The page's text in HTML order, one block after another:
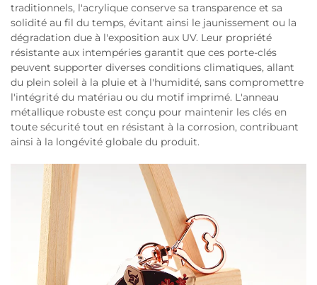
traditionnels, l'acrylique conserve sa transparence et sa
solidité au fil du temps, évitant ainsi le jaunissement ou la
dégradation due à l'exposition aux UV. Leur propriété
résistante aux intempéries garantit que ces porte-clés
peuvent supporter diverses conditions climatiques, allant
du plein soleil à la pluie et à l'humidité, sans compromettre
l'intégrité du matériau ou du motif imprimé. L'anneau
métallique robuste est conçu pour maintenir les clés en
toute sécurité tout en résistant à la corrosion, contribuant
ainsi à la longévité globale du produit.